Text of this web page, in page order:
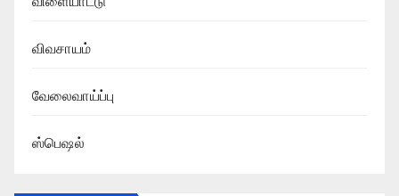
விவசாயம்
வேலைவாய்ப்பு
ஸ்பெஷல்